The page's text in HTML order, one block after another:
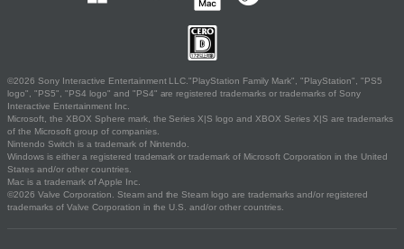
©2026 Sony Interactive Entertainment LLC."PlayStation Family Mark", "PlayStation", "PS5
logo", "PS5", "PS4 logo" and "PS4" are registered trademarks or trademarks of Sony
Interactive Entertainment Inc.
Microsoft, the XBOX Sphere mark, the Series X|S logo and XBOX Series X|S are trademarks
of the Microsoft group of companies.
Nintendo Switch is a trademark of Nintendo.
Windows is either a registered trademark or trademark of Microsoft Corporation in the United
States and/or other countries.
Mac is a trademark of Apple Inc.
©2026 Valve Corporation. Steam and the Steam logo are trademarks and/or registered
trademarks of Valve Corporation in the U.S. and/or other countries.